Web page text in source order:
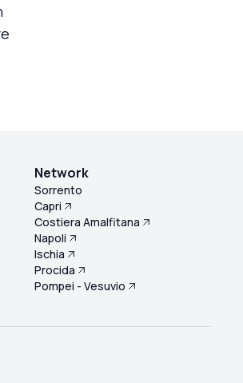
Network
Sorrento
Capri
Costiera Amalfitana
Napoli
Ischia
Procida
Pompei - Vesuvio